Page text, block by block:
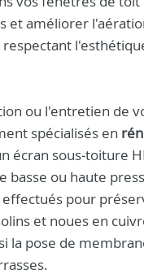
et améliorer
ou l'entretien de
spécialisés en
écran sous‑toiture
basse ou haute
pour
et noues en
la pose de